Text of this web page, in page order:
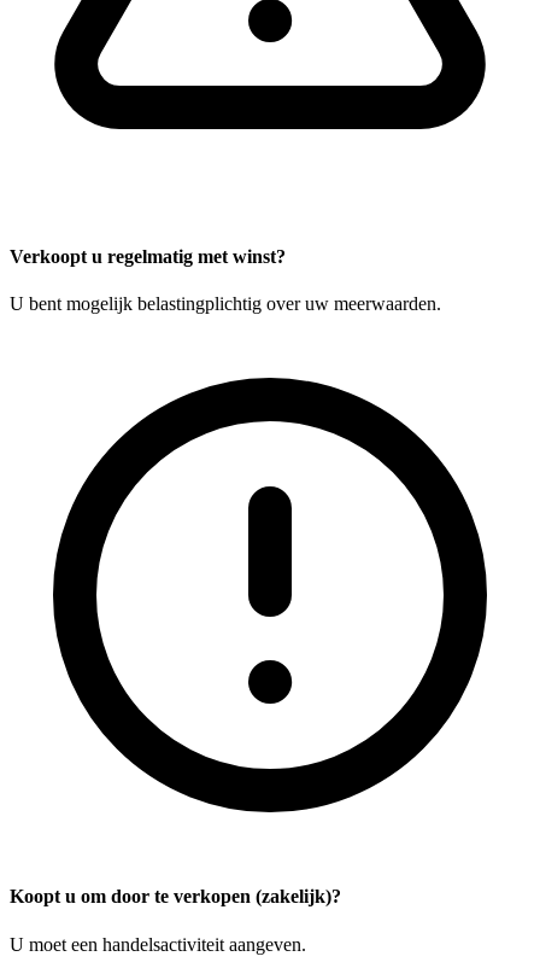
Verkoopt u regelmatig met winst?
U bent mogelijk belastingplichtig over uw meerwaarden.
Koopt u om door te verkopen (zakelijk)?
U moet een handelsactiviteit aangeven.